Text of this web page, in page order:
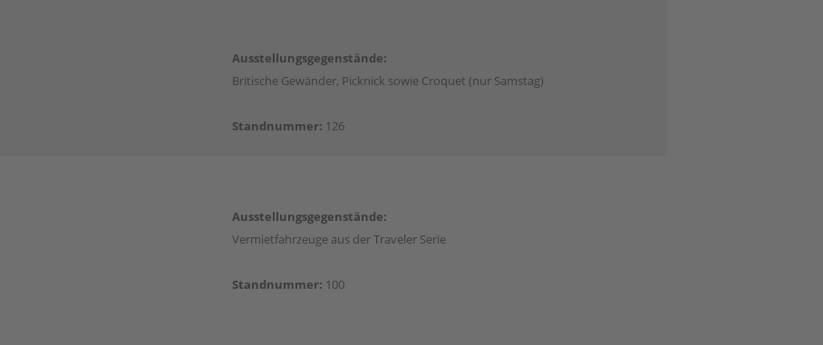
Ausstellungsgegenstände:
Britische Gewänder, Picknick sowie Croquet (nur Samstag)
Standnummer: 126
Ausstellungsgegenstände:
Vermietfahrzeuge aus der Traveler Serie
Standnummer: 100